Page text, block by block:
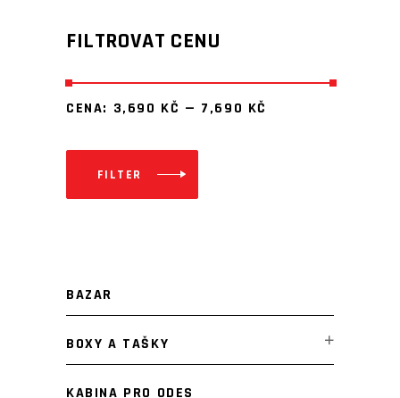
FILTROVAT CENU
FILTER
CENA: 3,690 KČ — 7,690 KČ
BAZAR
BOXY A TAŠKY
KABINA PRO ODES